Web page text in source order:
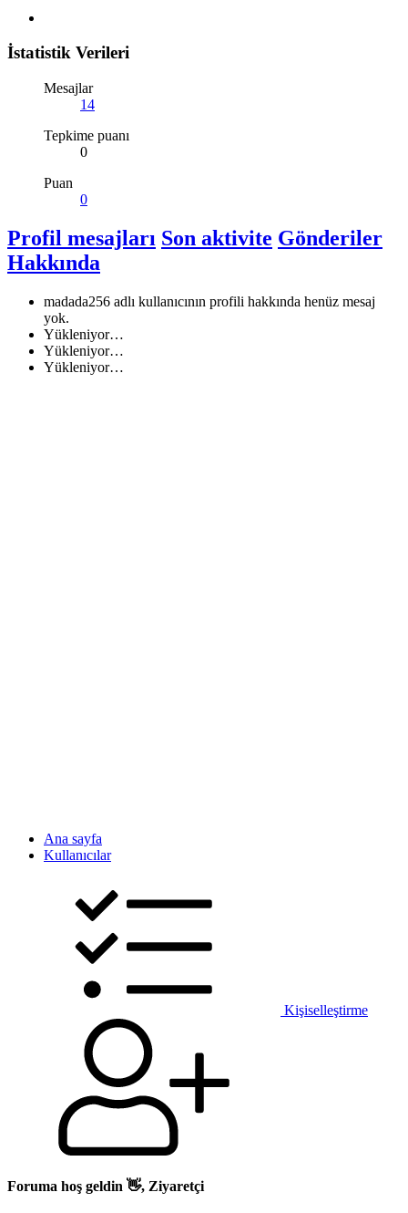
İstatistik Verileri
Mesajlar
14
Tepkime puanı
0
Puan
0
Profil mesajları Son aktivite Gönderiler
Hakkında
madada256 adlı kullanıcının profili hakkında henüz mesaj
yok.
Yükleniyor…
Yükleniyor…
Yükleniyor…
Ana sayfa
Kullanıcılar
Kişiselleştirme
Foruma hoş geldin 👋, Ziyaretçi